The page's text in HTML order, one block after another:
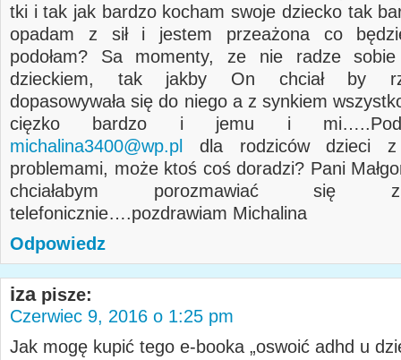
tki i tak jak bardzo kocham swoje dziecko tak
opadam z sił i jestem przeażona co
podołam? Sa momenty, ze nie radze sobie
dzieckiem, tak jakby On chciał by
dopasowywała się do niego a z synkiem
cięzko bardzo i jemu i
michalina3400@wp.pl
dla rodziców dzieci z
problemami, może ktoś coś doradzi? Pani
chciałabym porozmawiać się
telefonicznie….pozdrawiam Michalina
Odpowiedz
iza pisze:
Czerwiec 9, 2016 o 1:25 pm
Jak mogę kupić tego e-booka „oswoić adhd u